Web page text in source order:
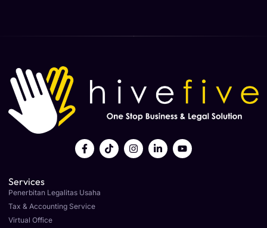
Services
Penerbitan Legalitas Usaha
Tax & Accounting Service
Virtual Office